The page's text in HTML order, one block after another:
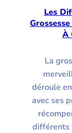
Les
À
La
déroule
avec ses
différents